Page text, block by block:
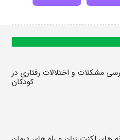
مشکلات و اختلالات رفتاری در
کودکان